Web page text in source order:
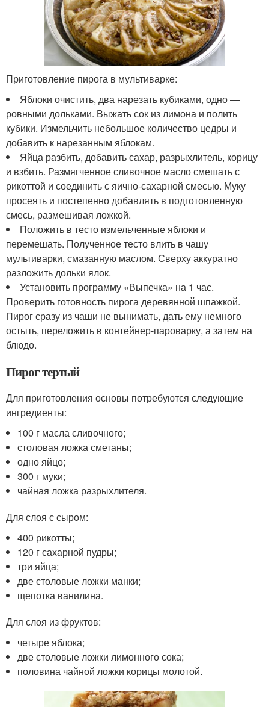
Приготовление пирога в мультиварке:
Яблоки очистить, два нарезать кубиками, одно —
ровными дольками. Выжать сок из лимона и полить
кубики. Измельчить небольшое количество цедры и
добавить к нарезанным яблокам.
Яйца разбить, добавить сахар, разрыхлитель, корицу
и взбить. Размягченное сливочное масло смешать с
рикоттой и соединить с яично-сахарной смесью. Муку
просеять и постепенно добавлять в подготовленную
смесь, размешивая ложкой.
Положить в тесто измельченные яблоки и
перемешать. Полученное тесто влить в чашу
мультиварки, смазанную маслом. Сверху аккуратно
разложить дольки ялок.
Установить программу «Выпечка» на 1 час.
Проверить готовность пирога деревянной шпажкой.
Пирог сразу из чаши не вынимать, дать ему немного
остыть, переложить в контейнер-пароварку, а затем на
блюдо.
Пирог тертый
Для приготовления основы потребуются следующие
ингредиенты:
100 г масла сливочного;
столовая ложка сметаны;
одно яйцо;
300 г муки;
чайная ложка разрыхлителя.
Для слоя с сыром:
400 рикотты;
120 г сахарной пудры;
три яйца;
две столовые ложки манки;
щепотка ванилина.
Для слоя из фруктов:
четыре яблока;
две столовые ложки лимонного сока;
половина чайной ложки корицы молотой.